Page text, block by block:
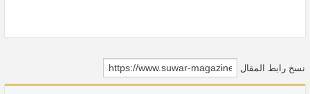
نسخ رابط المقال